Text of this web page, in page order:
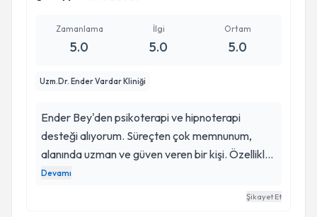
Zamanlama
5.0
İlgi
5.0
Ortam
5.0
Uzm.Dr. Ender Vardar Kliniği
Ender Bey'den psikoterapi ve hipnoterapi
desteği alıyorum. Süreçten çok memnunum,
alanında uzman ve güven veren bir kişi. Özellikle
hipnoterapi benim için önemli bir terapi oldu.
Merak eden ve ikilemde olanları aydınlatmak
Devamı
Şikayet Et